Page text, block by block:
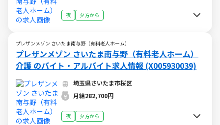
夜 夕方から
プレザンメゾン さいたま南与野（有料老人ホーム）
プレザンメゾン さいたま南与野（有料老人ホーム）
介護 のバイト・アルバイト求人情報 (X005930039)
埼玉県さいたま市桜区
月給282,700円
夜 夕方から